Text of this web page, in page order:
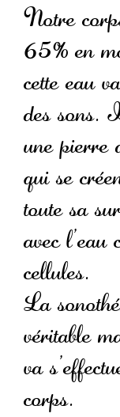
Notre
65% en
cette eau
des sons.
une pierre
qui se
toute sa
avec l’eau
cellules.
La
véritable
va
corps.